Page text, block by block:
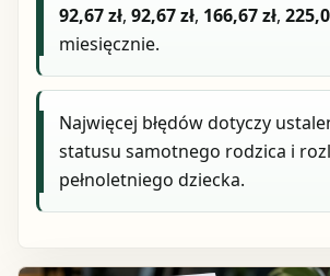
92,67 zł,92,67 zł, 166,67 zł,
miesięcznie.
Najwięcej błędów dotyczy
statusu samotnego rodzica i
pełnoletniego dziecka.